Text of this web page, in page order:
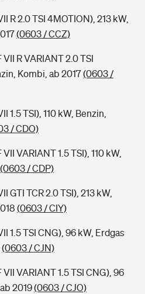
R 2.0 TSI 4MOTION), 213 kW,
(0603 / CCZ)
R VARIANT 2.0 TSI
Kombi, ab 2017(0603 /
1.5 TSI), 110 kW, Benzin,
/ CDO)
VARIANT 1.5 TSI), 110 kW,
(0603 / CDP)
GTI TCR 2.0 TSI), 213 kW,
(0603 / CIY)
1.5 TSI CNG), 96 kW, Erdgas
(0603 / CJN)
VARIANT 1.5 TSI CNG), 96
2019(0603 / CJO)